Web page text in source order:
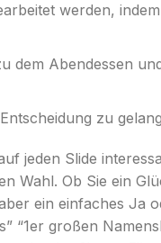
werden,
Abendessen
zu
jeden Slide
Wahl. Ob Sie ein
ein einfaches Ja
“1er großen